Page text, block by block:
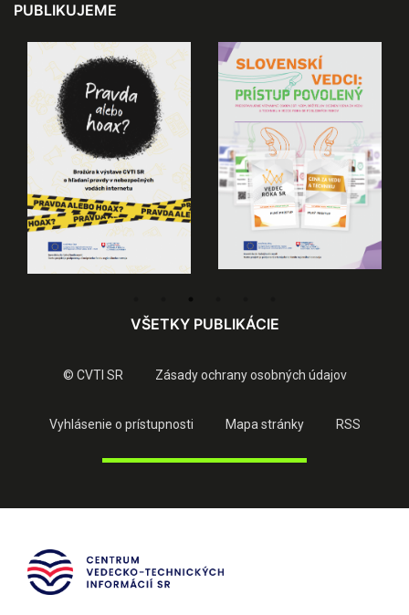
PUBLIKUJEME
VŠETKY PUBLIKÁCIE
© CVTI SR Zásady ochrany osobných údajov
Vyhlásenie o prístupnosti Mapa stránky RSS